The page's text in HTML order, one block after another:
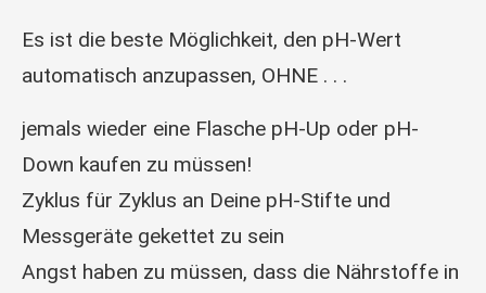
Es ist die beste Möglichkeit, den pH-Wert
automatisch anzupassen, OHNE . . .
jemals wieder eine Flasche pH-Up oder pH-
Down kaufen zu müssen!
Zyklus für Zyklus an Deine pH-Stifte und
Messgeräte gekettet zu sein
Angst haben zu müssen, dass die Nährstoffe in